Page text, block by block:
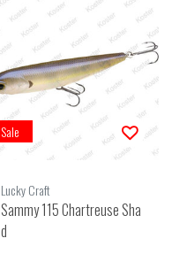
Sale
Lucky Craft
Sammy 115 Chartreuse Sha
d